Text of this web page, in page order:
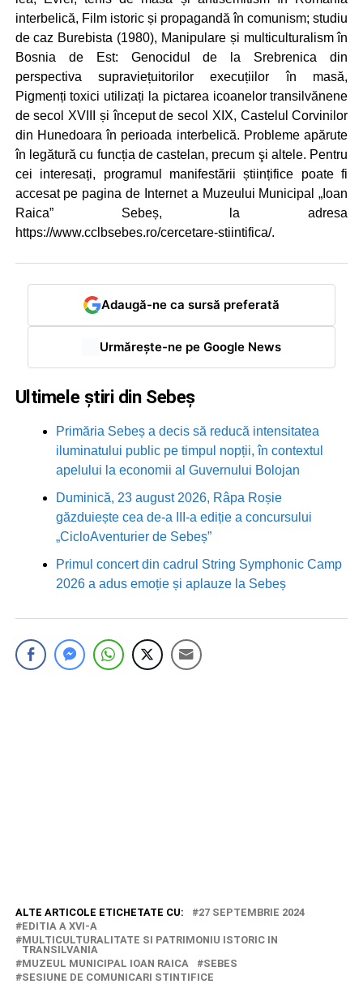
interbelică, Film istoric și propagandă în comunism; studiu
de caz Burebista (1980), Manipulare și multiculturalism în
Bosnia de Est: Genocidul de la Srebrenica din
perspectiva supraviețuitorilor execuțiilor în masă,
Pigmenți toxici utilizați la pictarea icoanelor transilvănene
de secol XVIII și început de secol XIX, Castelul Corvinilor
din Hunedoara în perioada interbelică. Probleme apărute
în legătură cu funcția de castelan, precum şi altele. Pentru
cei interesați, programul manifestării științifice poate fi
accesat pe pagina de Internet a Muzeului Municipal „Ioan
Raica” Sebeș, la adresa
https://www.cclbsebes.ro/cercetare-stiintifica/.
Adaugă-ne ca sursă preferată
Urmărește-ne pe Google News
Ultimele știri din Sebeș
Primăria Sebeș a decis să reducă intensitatea
iluminatului public pe timpul nopții, în contextul
apelului la economii al Guvernului Bolojan
Duminică, 23 august 2026, Râpa Roșie
găzduiește cea de-a III-a ediție a concursului
„CicloAventurier de Sebeș”
Primul concert din cadrul String Symphonic Camp
2026 a adus emoție și aplauze la Sebeș
ALTE ARTICOLE ETICHETATE CU:
27 SEPTEMBRIE 2024
EDITIA A XVI-A
MULTICULTURALITATE SI PATRIMONIU ISTORIC IN
TRANSILVANIA
MUZEUL MUNICIPAL IOAN RAICA
SEBES
SESIUNE DE COMUNICARI STINTIFICE